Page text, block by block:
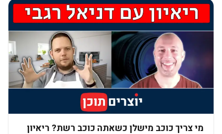
מי צריך כוכב מישלן כשאתה כוכב רשת? ריאיון